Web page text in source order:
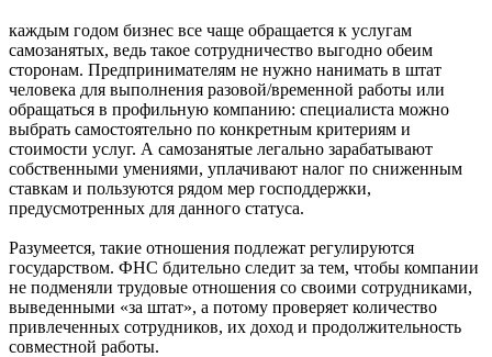
каждым годом бизнес все чаще обращается к услугам
самозанятых, ведь такое сотрудничество выгодно обеим
сторонам. Предпринимателям не нужно нанимать в штат
человека для выполнения разовой/временной работы или
обращаться в профильную компанию: специалиста можно
выбрать самостоятельно по конкретным критериям и
стоимости услуг. А самозанятые легально зарабатывают
собственными умениями, уплачивают налог по сниженным
ставкам и пользуются рядом мер господдержки,
предусмотренных для данного статуса.
Разумеется, такие отношения подлежат регулируются
государством. ФНС бдительно следит за тем, чтобы компании
не подменяли трудовые отношения со своими сотрудниками,
выведенными «за штат», а потому проверяет количество
привлеченных сотрудников, их доход и продолжительность
совместной работы.